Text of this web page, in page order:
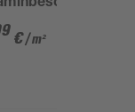
x 2070 x 3 mm
€/ m²